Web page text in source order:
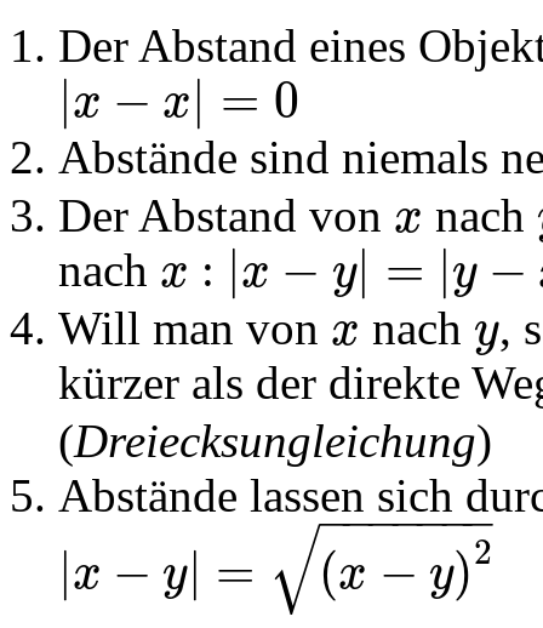
Der Abstand eines
x − x = 0
Abstände sind niemals
Der Abstand von x nach
nach x : x − y| = y −
Will man von x nach y,
kürzer als der direkte
(Dreiecksungleichung)
Abstände lassen sich
x − y| = (x − y)2
− −
−−−−−
√